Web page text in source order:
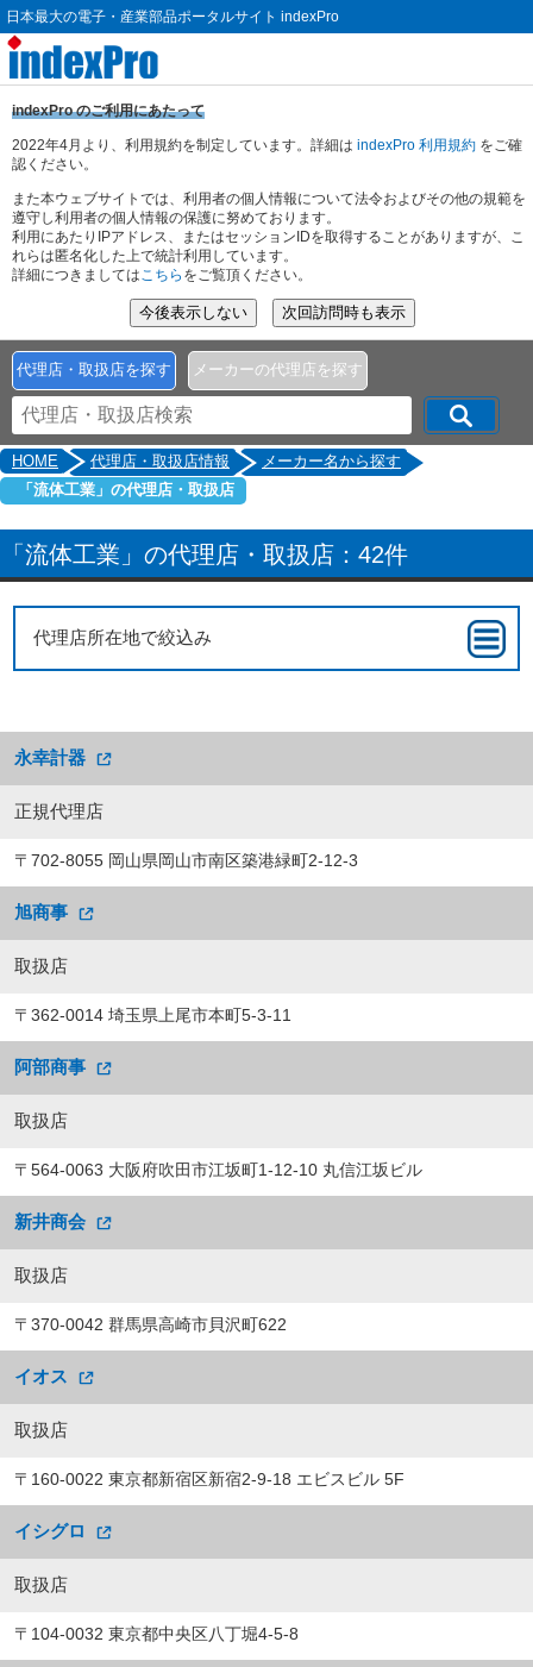
日本最大の電子・産業部品ポータルサイト indexPro
indexPro のご利用にあたって
2022年4月より、利用規約を制定しています。詳細は indexPro 利用規約 をご確
認ください。
また本ウェブサイトでは、利用者の個人情報について法令およびその他の規範を
遵守し利用者の個人情報の保護に努めております。
利用にあたりIPアドレス、またはセッションIDを取得することがありますが、こ
れらは匿名化した上で統計利用しています。
詳細につきましてはこちら をご覧頂ください。
代理店・取扱店を探す メーカーの代理店を探す
HOME 代理店・取扱店情報
メーカー名から探す
「流体工業」の代理店・取扱店
「流体工業」の代理店・取扱店：42件
代理店所在地で絞込み
永幸計器
正規代理店
〒702-8055 岡山県岡山市南区築港緑町2-12-3
旭商事
取扱店
〒362-0014 埼玉県上尾市本町5-3-11
阿部商事
取扱店
〒564-0063 大阪府吹田市江坂町1-12-10 丸信江坂ビル
新井商会
取扱店
〒370-0042 群馬県高崎市貝沢町622
イオス
取扱店
〒160-0022 東京都新宿区新宿2-9-18 エビスビル 5F
イシグロ
取扱店
〒104-0032 東京都中央区八丁堀4-5-8